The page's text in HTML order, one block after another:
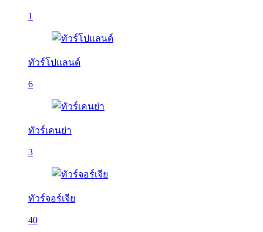
1
ทัวร์โปแลนด์
6
ทัวร์เคนย่า
3
ทัวร์จอร์เจีย
40